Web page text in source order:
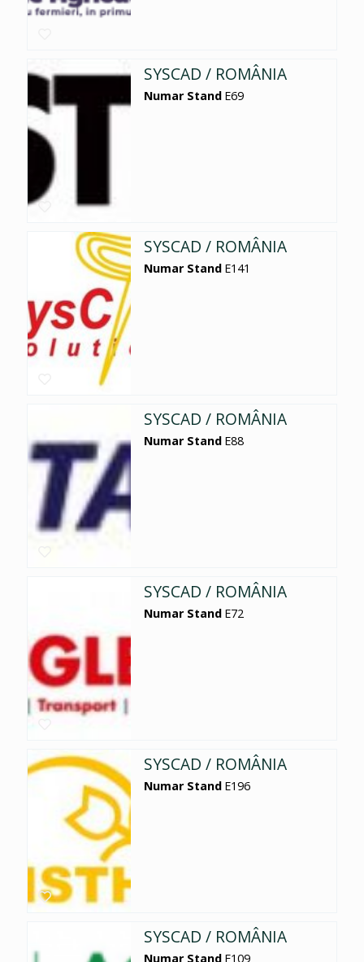
SYSCAD / ROMÂNIA
Numar Stand E69
SYSCAD / ROMÂNIA
Numar Stand E141
SYSCAD / ROMÂNIA
Numar Stand E88
SYSCAD / ROMÂNIA
Numar Stand E72
SYSCAD / ROMÂNIA
Numar Stand E196
SYSCAD / ROMÂNIA
Numar Stand E109